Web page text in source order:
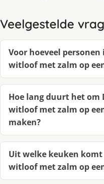
Veelgestelde
Voor hoeveel
witloof met zalm op
Hoe lang duurt het om
witloof met zalm op
maken?
Uit welke keuken komt
witloof met zalm op